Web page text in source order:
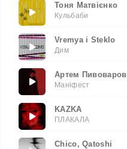
Тоня Матвієнко
Кульбаби
Vremya i Steklo
Дим
Артем Пивоваров
Маніфест
KAZKA
ПЛАКАЛА
Chico, Qatoshi